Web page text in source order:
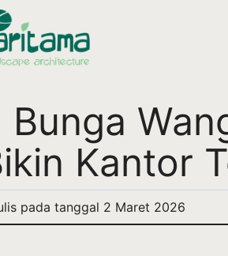
Bunga
Kantor
pada tanggal 2 Maret 2026